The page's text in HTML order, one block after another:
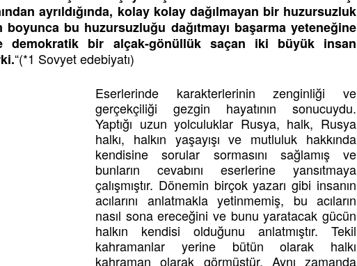
ayrıldığında, kolay kolay dağılmayan bir huzursuzluk
boyunca bu huzursuzluğu dağıtmayı başarma yeteneğine
demokratik bir alçak-gönüllük saçan iki büyük insan
“(*1 Sovyet edebiyatı)
Eserlerinde karakterlerinin zenginliği ve
gerçekçiliği gezgin hayatının sonucuydu.
Yaptığı uzun yolculuklar Rusya, halk, Rusya
halkı, halkın yaşayışı ve mutluluk hakkında
kendisine sorular sormasını sağlamış ve
bunların cevabını eserlerine yansıtmaya
çalışmıştır. Dönemin birçok yazarı gibi insanın
acılarını anlatmakla yetinmemiş, bu acıların
nasıl sona ereceğini ve bunu yaratacak gücün
halkın kendisi olduğunu anlatmıştır. Tekil
kahramanlar yerine bütün olarak halkı
kahraman olarak görmüştür. Aynı zamanda